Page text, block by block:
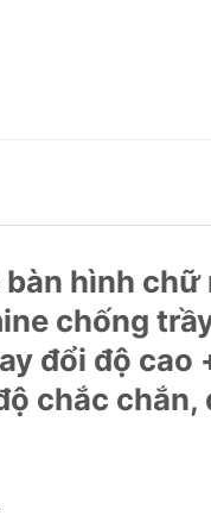
hình
chống
đổi độ cao
chắc chắn,